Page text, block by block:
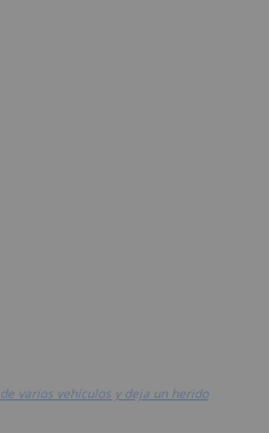
varios vehículos y deja un herido